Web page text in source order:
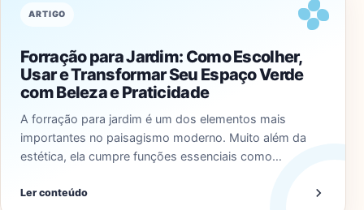
ARTIGO
Forração para Jardim: Como Escolher,
Usar e Transformar Seu Espaço Verde
com Beleza e Praticidade
A forração para jardim é um dos elementos mais
importantes no paisagismo moderno. Muito além da
estética, ela cumpre funções essenciais como…
Ler conteúdo